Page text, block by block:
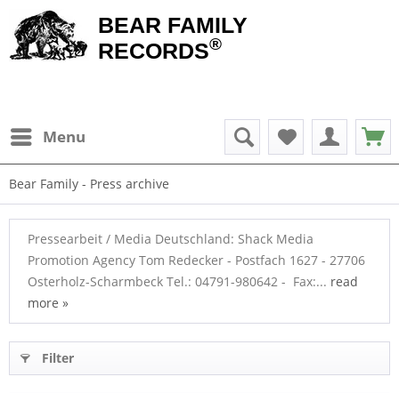
BEAR FAMILY
RECORDS®
Menu
Bear Family - Press archive
Pressearbeit / Media Deutschland: Shack Media
Promotion Agency Tom Redecker - Postfach 1627 - 27706
Osterholz-Scharmbeck Tel.: 04791-980642 - Fax:... read
more »
Filter